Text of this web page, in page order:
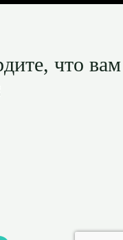
что вам